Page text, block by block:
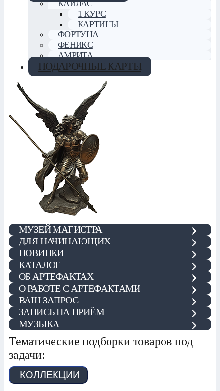
КАЙЛАС
1 КУРС
КАРТИНЫ
ФОРТУНА
ФЕНИКС
АМРИТА
ПОДАРОЧНЫЕ КАРТЫ
МУЗЕЙ МАГИСТРА
ДЛЯ НАЧИНАЮЩИХ
НОВИНКИ
КАТАЛОГ
ОБ АРТЕФАКТАХ
О РАБОТЕ С АРТЕФАКТАМИ
ВАШ ЗАПРОС
ЗАПИСЬ НА ПРИЁМ
МУЗЫКА
Тематические подборки товаров под
задачи:
КОЛЛЕКЦИИ